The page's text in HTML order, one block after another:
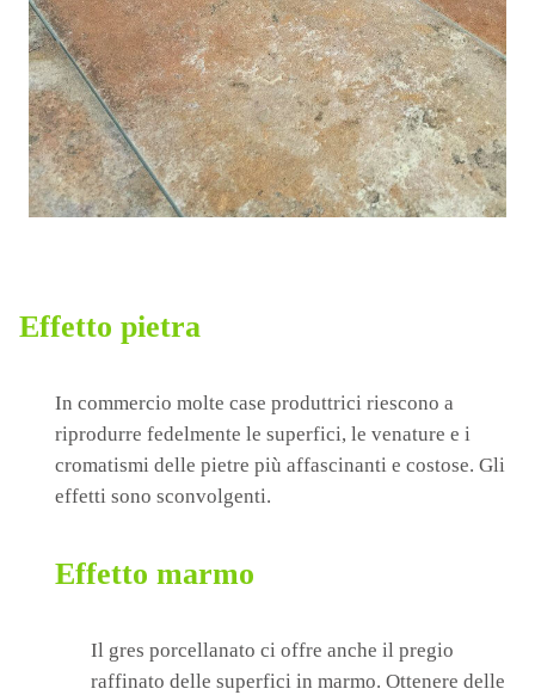
Effetto pietra
In commercio molte case produttrici riescono a
riprodurre fedelmente le superfici, le venature e i
cromatismi delle pietre più affascinanti e costose. Gli
effetti sono sconvolgenti.
Effetto marmo
Il gres porcellanato ci offre anche il pregio
raffinato delle superfici in marmo. Ottenere delle